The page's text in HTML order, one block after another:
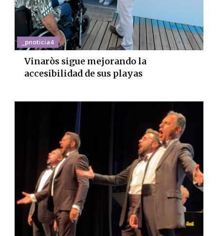
_pnoticia4
Vinaròs sigue mejorando la
accesibilidad de sus playas